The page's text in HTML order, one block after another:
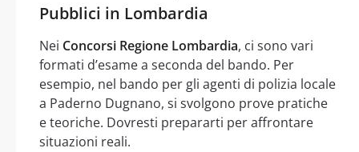
Pubblici in Lombardia
Nei Concorsi Regione Lombardia, ci sono vari
formati d’esame a seconda del bando. Per
esempio, nel bando per gli agenti di polizia locale
a Paderno Dugnano, si svolgono prove pratiche
e teoriche. Dovresti prepararti per affrontare
situazioni reali.